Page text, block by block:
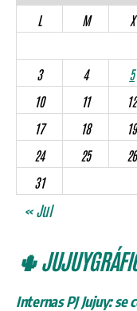
L
M X
3
4 5
10
11 12
17
18 19
24
25 26
31
« Jul
🌵
Internas PJ Jujuy: